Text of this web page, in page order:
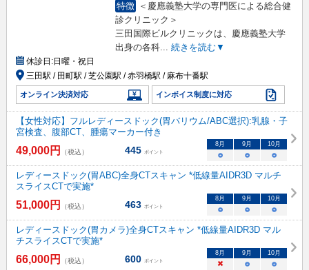
特徴
＜慶應義塾大学の専門医による総合健
診クリニック＞
三田国際ビルクリニックは、慶應義塾大学
出身の各科... 続きを読む▼
休診日:日曜・祝日
三田駅 / 田町駅 / 芝公園駅 / 赤羽橋駅 / 麻布十番駅
オンライン決済対応 インボイス制度に対応
【女性対応】フルレディースドック(胃バリウム/ABC選択):乳腺・子
宮検査、腹部CT、腫瘍マーカー付き
49,000円 （税込） 445 ポイント
8月 9月 10月
○ ○ ○
レディースドック(胃ABC)全身CTスキャン *低線量AIDR3D マルチ
スライスCTで実施*
51,000円 （税込） 463 ポイント
8月 9月 10月
○ ○ ○
レディースドック(胃カメラ)全身CTスキャン *低線量AIDR3D マル
チスライスCTで実施*
66,000円 （税込） 600 ポイント
8月 9月 10月
× ○ ○